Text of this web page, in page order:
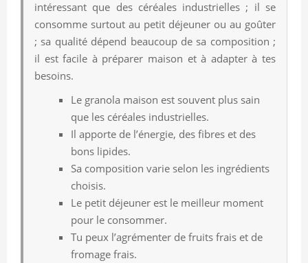
intéressant que des céréales industrielles ; il se
consomme surtout au petit déjeuner ou au goûter
; sa qualité dépend beaucoup de sa composition ;
il est facile à préparer maison et à adapter à tes
besoins.
Le granola maison est souvent plus sain
que les céréales industrielles.
Il apporte de l’énergie, des fibres et des
bons lipides.
Sa composition varie selon les ingrédients
choisis.
Le petit déjeuner est le meilleur moment
pour le consommer.
Tu peux l’agrémenter de fruits frais et de
fromage frais.